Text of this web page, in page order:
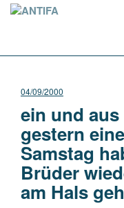
04/09/2000
ein und
gestern
Samstag
Brüder
am Hals